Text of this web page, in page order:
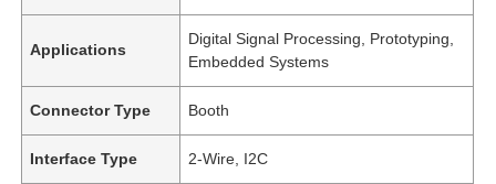
Applications
Digital Signal Processing, Prototyping,
Embedded Systems
Connector Type Booth
Interface Type 2-Wire, I2C